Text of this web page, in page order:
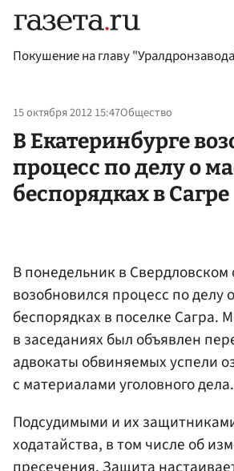
Покушение на главу
15 октября 2012 15:47Общество
В Екатеринбурге
процесс по делу о
беспорядках в Сагре
В понедельник в Свердловском
возобновился процесс по делу
беспорядках в поселке Сагра.
в заседаниях был объявлен
адвокаты обвиняемых успели
с материалами уголовного дела.
Подсудимыми и их
ходатайства, в том числе об